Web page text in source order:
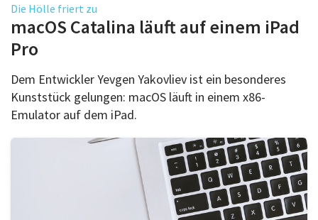
Die Hölle friert zu
macOS Catalina läuft auf einem iPad
Pro
Dem Entwickler Yevgen Yakovliev ist ein besonderes
Kunststück gelungen: macOS läuft in einem x86-
Emulator auf dem iPad.